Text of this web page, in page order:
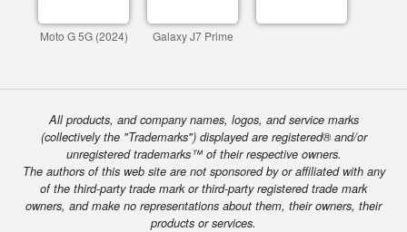
Moto G 5G (2024) Galaxy J7 Prime
All products, and company names, logos, and service marks
(collectively the "Trademarks") displayed are registered® and/or
unregistered trademarks™ of their respective owners.
The authors of this web site are not sponsored by or affiliated with any
of the third-party trade mark or third-party registered trade mark
owners, and make no representations about them, their owners, their
products or services.